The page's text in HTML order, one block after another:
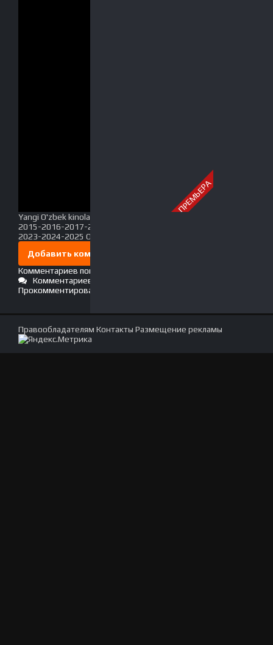
ПРЕМЬЕРА
Yangi O'zbek kinolar 2010-2011-2012-2013-2014-
2015-2016-2017-2018-2019-2020-2021-2022-
2023-2024-2025 O'zbek tilida Uzbek tarjima Full HD
Добавить комментарий
Комментариев пока нет. Стань первым!
Комментариев (0)
Прокомментировать
Правообладателям Контакты Размещение рекламы